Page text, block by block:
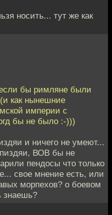
носить... тут же как
бы римляне были
как нынешние
империи с
бы не было :-)))
и ничего не умеют...
ВОВ бы не
пендосы что только
свое мнение есть, или
морпехов? о боевом
знаешь?